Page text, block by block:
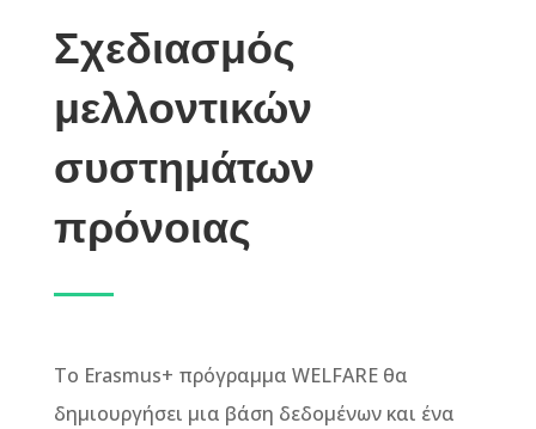
Σχεδιασμός
μελλοντικών
συστημάτων
πρόνοιας​
Το Erasmus+ πρόγραμμα WELFARE θα
δημιουργήσει μια βάση δεδομένων και ένα